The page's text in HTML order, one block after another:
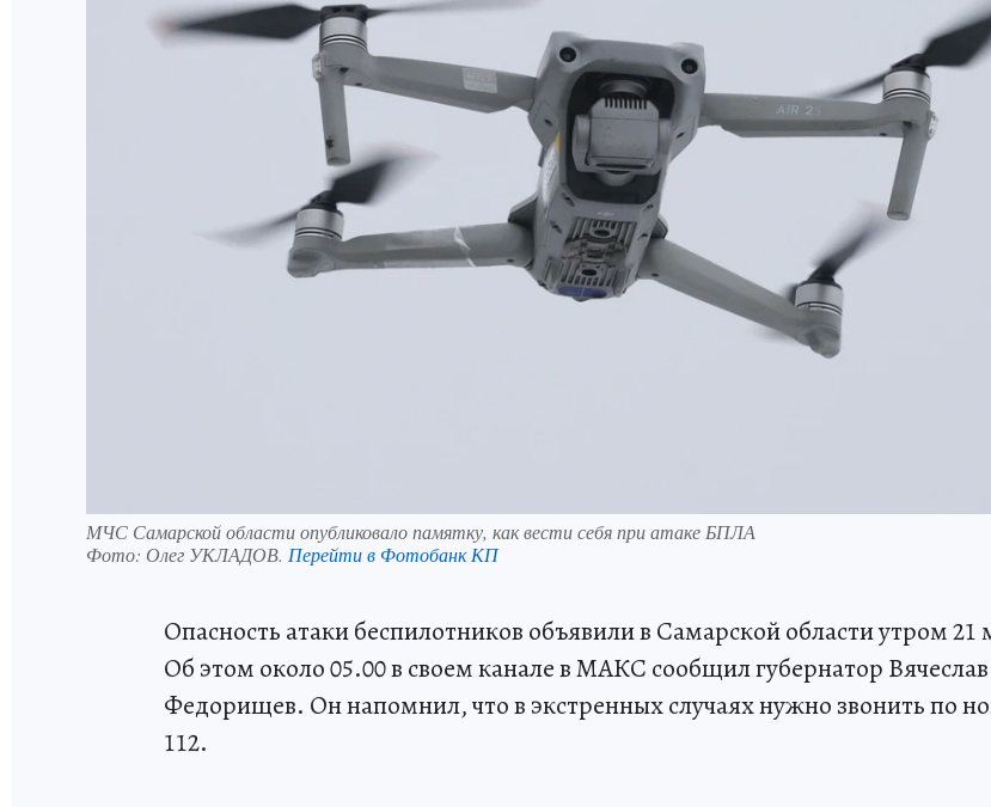
МЧС Самарской области опубликовало памятку, как вести себя при атаке БПЛА
Фото: Олег УКЛАДОВ. Перейти в Фотобанк КП
Опасность атаки беспилотников объявили в Самарской области утром 21
Об этом около 05.00 в своем канале в МАКС сообщил губернатор Вячеслав
Федорищев. Он напомнил, что в экстренных случаях нужно звонить по
112.